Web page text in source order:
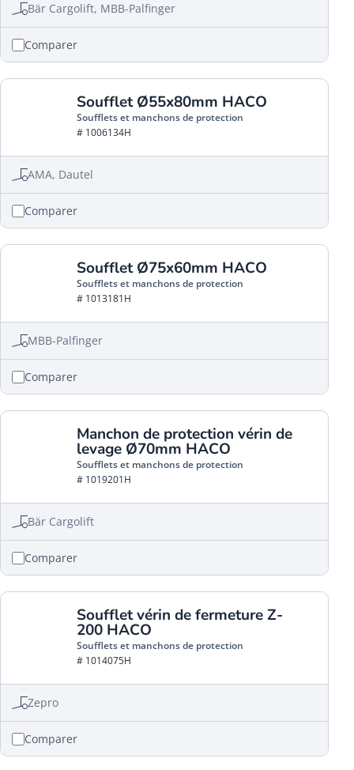
Bär Cargolift, MBB-Palfinger
Comparer
Soufflet Ø55x80mm HACO
Soufflets et manchons de protection
# 1006134H
AMA, Dautel
Comparer
Soufflet Ø75x60mm HACO
Soufflets et manchons de protection
# 1013181H
MBB-Palfinger
Comparer
Manchon de protection vérin de
levage Ø70mm HACO
Soufflets et manchons de protection
# 1019201H
Bär Cargolift
Comparer
Soufflet vérin de fermeture Z-
200 HACO
Soufflets et manchons de protection
# 1014075H
Zepro
Comparer